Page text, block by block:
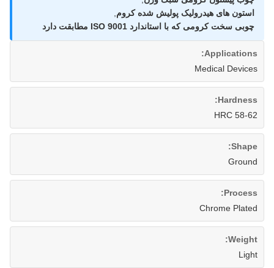
استون های هیدرولیک پولیش شده کروم
چوبی سخت کرومی که با استاندارد ISO 9001 مطابقت دارد
Applications:
Medical Devices
Hardness:
HRC 58-62
Shape:
Ground
Process:
Chrome Plated
Weight:
Light